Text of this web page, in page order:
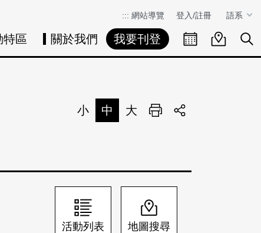
::: 網站導覽 登入/註冊 語系
特區 關於我們 我要刊登 活動日曆活動地圖展
小 中 大 列印
活動列表 地圖搜尋